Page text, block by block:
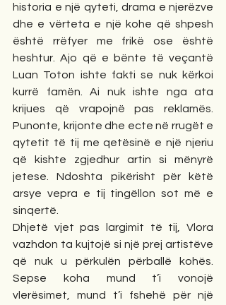
historia e një qyteti, drama e njerëzve
dhe e vërteta e një kohe që shpesh
është rrëfyer me frikë ose është
heshtur. Ajo që e bënte të veçantë
Luan Toton ishte fakti se nuk kërkoi
kurrë famën. Ai nuk ishte nga ata
krijues që vrapojnë pas reklamës.
Punonte, krijonte dhe ecte në rrugët e
qytetit të tij me qetësinë e një njeriu
që kishte zgjedhur artin si mënyrë
jetese. Ndoshta pikërisht për këtë
arsye vepra e tij tingëllon sot më e
sinqertë.
Dhjetë vjet pas largimit të tij, Vlora
vazhdon ta kujtojë si një prej artistëve
që nuk u përkulën përballë kohës.
Sepse koha mund t’i vonojë
vlerësimet, mund t’i fshehë për një